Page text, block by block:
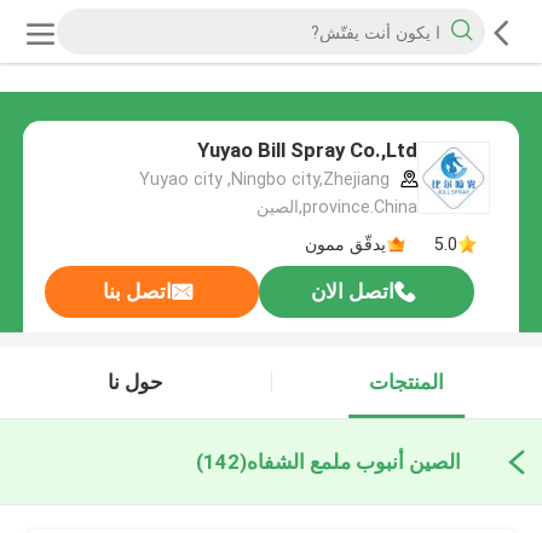
Yuyao Bill Spray Co.,Ltd
Yuyao city ,Ningbo city,Zhejiang
province.China,الصين
5.0
يدقّق ممون
اتصل الان اتصل بنا
المنتجات حول نا
الصين أنبوب ملمع الشفاه(142)